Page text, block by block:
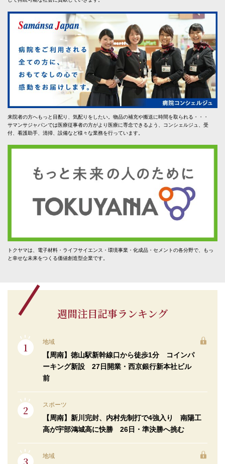
来院者の方へもっと目配り、気配りをしたい。物品の補充や搬送に時間を取られる・・・
サマンサジャパンでは医療従事者の方がより医療に専念できるよう、コンシェルジュ、受
付、看護助手、清掃、設備など様々な業務を行っています。
トクヤマは、電子材料・ライフサイエンス・環境事業・化成品・セメントの各分野で、もっ
と幸せな未来をつくる価値創造型企業です。
週間注目記事ランキング
地域
【周南】徳山駅新幹線口から徒歩1分 コインパ
ーキング新設 27日開業・西京銀行新本社ビル
前
スポーツ
【周南】新川完封、内村先制打で4強入り 南陽工
高が宇部鴻城高に快勝 26日・準決勝へ挑む
地域